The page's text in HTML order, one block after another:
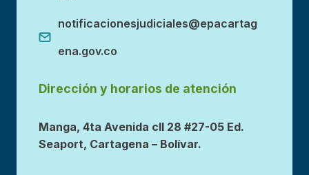
notificacionesjudiciales@epacartag
ena.gov.co
Dirección y horarios de atención
Manga, 4ta Avenida cll 28 #27-05 Ed.
Seaport, Cartagena – Bolívar.